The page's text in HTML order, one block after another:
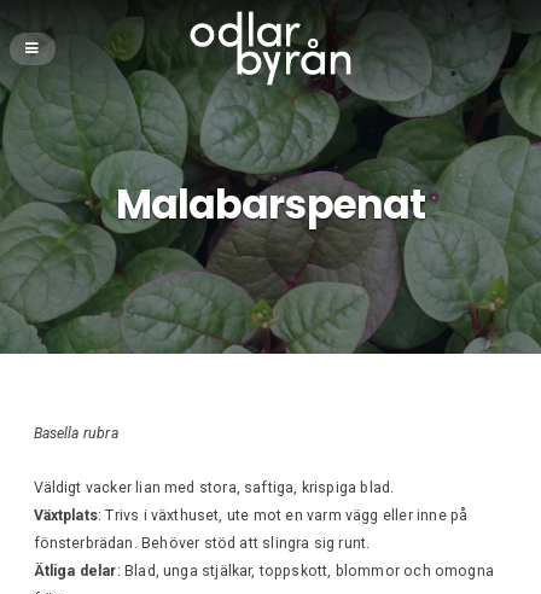
Malabarspenat
Basella rubra
Väldigt vacker lian med stora, saftiga, krispiga blad.
Växtplats: Trivs i växthuset, ute mot en varm vägg eller inne på
fönsterbrädan. Behöver stöd att slingra sig runt.
Ätliga delar: Blad, unga stjälkar, toppskott, blommor och omogna